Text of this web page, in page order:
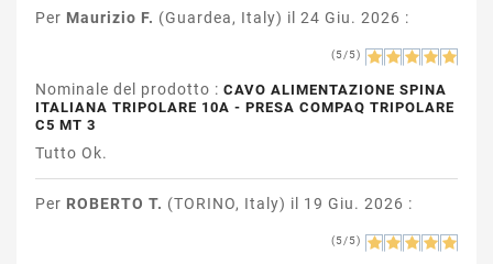
Per Maurizio F. (Guardea, Italy) il 24 Giu. 2026 :
(5/5)
Nominale del prodotto : CAVO ALIMENTAZIONE SPINA
ITALIANA TRIPOLARE 10A - PRESA COMPAQ TRIPOLARE
C5 MT 3
Tutto Ok.
Per ROBERTO T. (TORINO, Italy) il 19 Giu. 2026 :
(5/5)